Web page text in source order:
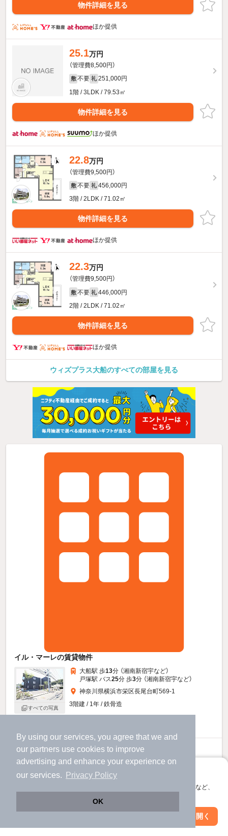
By using our services, you agree that we and
our partners use cookies to improve
advertising and enhance your experience on
our services.
Privacy Policy
OK
アプリに切り替えて、サクサクお部屋探し
会員登録なしですぐ使える。マップ検索やお気に入り保存など、
アプリを開く
物件詳細を見る
ほか提供
25.1万円
（管理費8,500円）
敷 不要 礼 251,000円
1階 / 3LDK / 79.53㎡
物件詳細を見る
ほか提供
22.8万円
（管理費9,500円）
敷 不要 礼 456,000円
3階 / 2LDK / 71.02㎡
物件詳細を見る
ほか提供
22.3万円
（管理費9,500円）
敷 不要 礼 446,000円
2階 / 2LDK / 71.02㎡
物件詳細を見る
ほか提供
ウィズプラス大船のすべての部屋を見る
イル・マーレの賃貸物件
すべての写真
大船駅 歩13分 （湘南新宿宇など）
戸塚駅 バス25分 歩3分 （湘南新宿宇など）
神奈川県横浜市栄区長尾台町569-1
3階建 / 1年 / 鉄骨造
17.4万円
（管理費9,000円）
敷 不要 礼 1.0ヶ月
2階 / 2LDK / 60.64㎡
お問い合わせ（無料）
絞り込み条件を変更